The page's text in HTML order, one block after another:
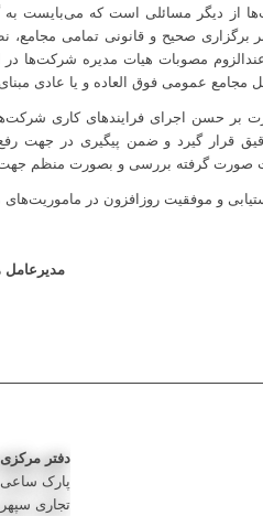
از دیگر مسائلی است که می‌بایست به
صحیح و قانونی تمامی
مصوبات هیات مدیره شرکت‌ها در
مجامع عمومی فوق العاده و یا عادی
بر حسن اجرای فرایندهای کاری
قرار گیرد و ضمن پیگیری در جهت رفع
صورت گرفته بررسی و بصورت منظم
و موفقیت روزافزون در
مدیرعامل
دفتر
پارک
تجاری سپهر